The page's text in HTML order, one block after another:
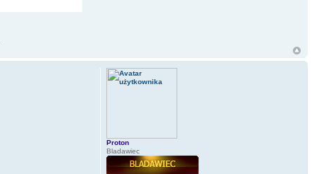
Proton
Bladawiec